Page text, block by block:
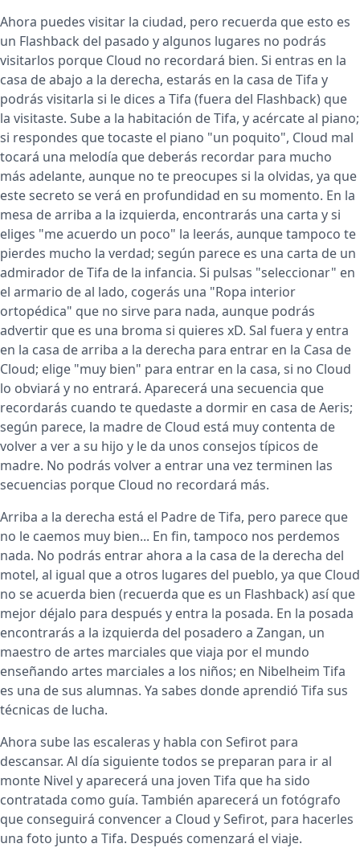
Ahora puedes visitar la ciudad, pero recuerda que esto es
un Flashback del pasado y algunos lugares no podrás
visitarlos porque Cloud no recordará bien. Si entras en la
casa de abajo a la derecha, estarás en la casa de Tifa y
podrás visitarla si le dices a Tifa (fuera del Flashback) que
la visitaste. Sube a la habitación de Tifa, y acércate al piano;
si respondes que tocaste el piano "un poquito", Cloud mal
tocará una melodía que deberás recordar para mucho
más adelante, aunque no te preocupes si la olvidas, ya que
este secreto se verá en profundidad en su momento. En la
mesa de arriba a la izquierda, encontrarás una carta y si
eliges "me acuerdo un poco" la leerás, aunque tampoco te
pierdes mucho la verdad; según parece es una carta de un
admirador de Tifa de la infancia. Si pulsas "seleccionar" en
el armario de al lado, cogerás una "Ropa interior
ortopédica" que no sirve para nada, aunque podrás
advertir que es una broma si quieres xD. Sal fuera y entra
en la casa de arriba a la derecha para entrar en la Casa de
Cloud; elige "muy bien" para entrar en la casa, si no Cloud
lo obviará y no entrará. Aparecerá una secuencia que
recordarás cuando te quedaste a dormir en casa de Aeris;
según parece, la madre de Cloud está muy contenta de
volver a ver a su hijo y le da unos consejos típicos de
madre. No podrás volver a entrar una vez terminen las
secuencias porque Cloud no recordará más.
Arriba a la derecha está el Padre de Tifa, pero parece que
no le caemos muy bien... En fin, tampoco nos perdemos
nada. No podrás entrar ahora a la casa de la derecha del
motel, al igual que a otros lugares del pueblo, ya que Cloud
no se acuerda bien (recuerda que es un Flashback) así que
mejor déjalo para después y entra la posada. En la posada
encontrarás a la izquierda del posadero a Zangan, un
maestro de artes marciales que viaja por el mundo
enseñando artes marciales a los niños; en Nibelheim Tifa
es una de sus alumnas. Ya sabes donde aprendió Tifa sus
técnicas de lucha.
Ahora sube las escaleras y habla con Sefirot para
descansar. Al día siguiente todos se preparan para ir al
monte Nivel y aparecerá una joven Tifa que ha sido
contratada como guía. También aparecerá un fotógrafo
que conseguirá convencer a Cloud y Sefirot, para hacerles
una foto junto a Tifa. Después comenzará el viaje.